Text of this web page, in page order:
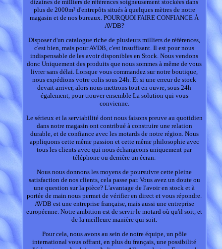
dizaines de milliers de références soigneusement stockées dans
plus de 2000m² d'entrepôts situés à quelques mètres de notre
magasin et de nos bureaux. POURQUOI FAIRE CONFIANCE À
AVDB?
Disposer d'un catalogue riche de plusieurs milliers de références,
c'est bien, mais pour AVDB, c'est insuffisant. Il est pour nous
indispensable de les avoir disponibles en Stock. Nous vendons
donc Uniquement des produits que nous sommes à même de vous
livrer sans délai. Lorsque vous commandez sur notre boutique,
nous expédions votre colis sous 24h. Et si une erreur de stock
devait arriver, alors nous mettrons tout en ouvre, sous 24h
également, pour trouver ensemble La solution qui vous
convienne.
Le sérieux et la serviabilité dont nous faisons preuve au quotidien
dans notre magasin ont contribué à construire une relation
durable, et de confiance avec les motards de notre région. Nous
appliquons cette même passion et cette même philosophie avec
tous les clients avec qui nous échangeons uniquement par
téléphone ou derrière un écran.
Nous nous donnons les moyens de poursuivre cette pleine
satisfaction de nos clients, cela passe par. Vous avez un doute ou
une question sur la pièce? L'avantage de l'avoir en stock et à
portée de main nous permet de vérifier en direct et vous répondre.
AVDB est une entreprise française, mais aussi une entreprise
européenne. Notre ambition est de servir le motard où qu'il soit, et
de la meilleure manière qui soit.
Pour cela, nous avons au sein de notre équipe, un pôle
international vous offrant, en plus du français, une possibilité